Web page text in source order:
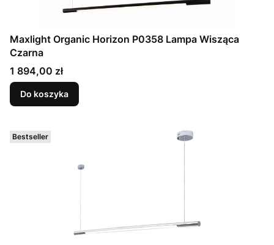
Maxlight Organic Horizon P0358 Lampa Wisząca
Czarna
Cena
1 894,00 zł
Do koszyka
Bestseller